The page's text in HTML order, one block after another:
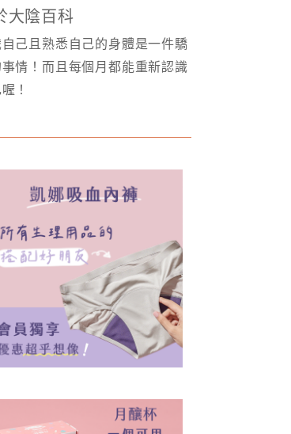
大陰百科
己且熟悉自己的身體是一件驕
情！而且每個月都能重新認識
！